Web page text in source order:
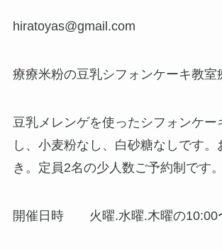
hiratoyas@gmail.com
療療米粉の豆乳シフォンケーキ教室
豆乳メレンゲを使ったシフォンケー
し、小麦粉なし、白砂糖なしです。
き。定員2名の少人数ご予約制です。
開催日時 火曜.水曜.木曜の10:00